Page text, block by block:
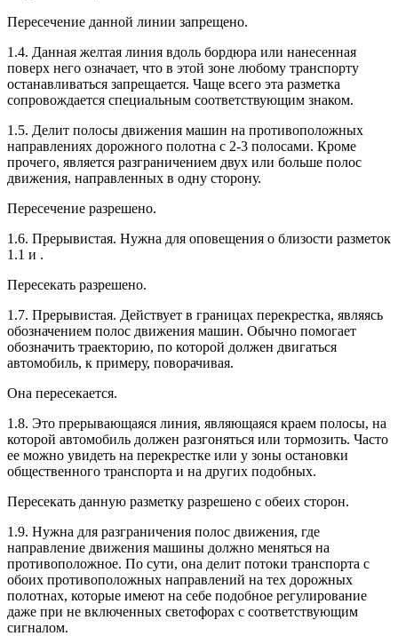
Пересечение данной линии запрещено.
1.4. Данная желтая линия вдоль бордюра или нанесенная
поверх него означает, что в этой зоне любому транспорту
останавливаться запрещается. Чаще всего эта разметка
сопровождается специальным соответствующим знаком.
1.5. Делит полосы движения машин на противоположных
направлениях дорожного полотна с 2-3 полосами. Кроме
прочего, является разграничением двух или больше полос
движения, направленных в одну сторону.
Пересечение разрешено.
1.6. Прерывистая. Нужна для оповещения о близости разметок
1.1 и .
Пересекать разрешено.
1.7. Прерывистая. Действует в границах перекрестка, являясь
обозначением полос движения машин. Обычно помогает
обозначить траекторию, по которой должен двигаться
автомобиль, к примеру, поворачивая.
Она пересекается.
1.8. Это прерывающаяся линия, являющаяся краем полосы, на
которой автомобиль должен разгоняться или тормозить. Часто
ее можно увидеть на перекрестке или у зоны остановки
общественного транспорта и на других подобных.
Пересекать данную разметку разрешено с обеих сторон.
1.9. Нужна для разграничения полос движения, где
направление движения машины должно меняться на
противоположное. По сути, она делит потоки транспорта с
обоих противоположных направлений на тех дорожных
полотнах, которые имеют на себе подобное регулирование
даже при не включенных светофорах с соответствующим
сигналом.